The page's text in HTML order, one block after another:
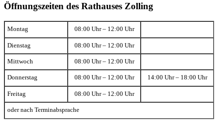
Öffnungszeiten des Rathauses Zolling
Montag 08:00 Uhr – 12:00 Uhr
Dienstag 08:00 Uhr – 12:00 Uhr
Mittwoch 08:00 Uhr – 12:00 Uhr
Donnerstag 08:00 Uhr – 12:00 Uhr 14:00 Uhr – 18:00 Uhr
Freitag 08:00 Uhr – 12:00 Uhr
oder nach Terminabsprache